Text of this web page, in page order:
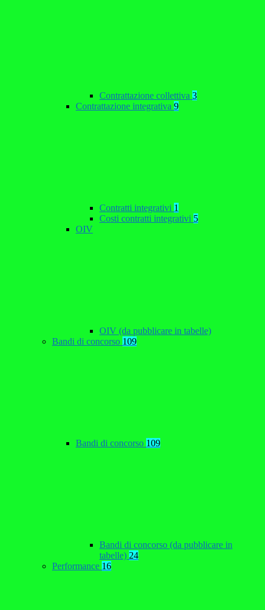
Contrattazione collettiva 3
Contrattazione integrativa 9
Contratti integrativi 1
Costi contratti integrativi 5
OIV
OIV (da pubblicare in tabelle)
Bandi di concorso 109
Bandi di concorso 109
Bandi di concorso (da pubblicare in
tabelle) 24
Performance 16